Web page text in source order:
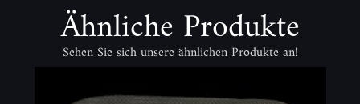
Ähnliche Produkte
Sehen Sie sich unsere ähnlichen Produkte an!